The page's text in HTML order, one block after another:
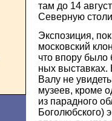
там до 14
Северную
Экспозиция,
московский
что впору было
ных
Валу не
музеев, кроме
из парадного
Боголюбского)